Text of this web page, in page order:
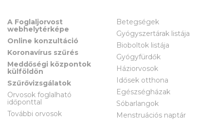
A Foglaljorvost
webhelytérképe
Online konzultáció
Koronavírus szűrés
Meddőségi központok
külföldön
Szűrővizsgálatok
Orvosok foglalható
időponttal
További orvosok
Betegségek
Gyógyszertárak listája
Bioboltok listája
Gyógyfürdők
Háziorvosok
Idősek otthona
Egészségházak
Sóbarlangok
Menstruációs naptár